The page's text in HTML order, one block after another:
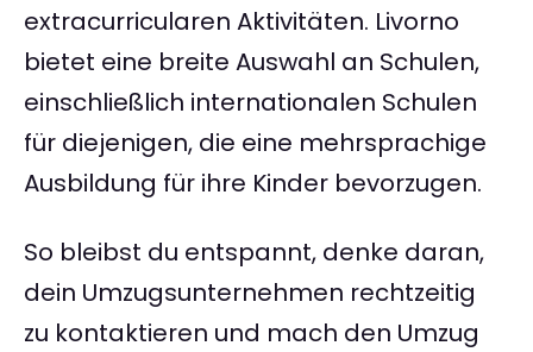
extracurricularen Aktivitäten. Livorno
bietet eine breite Auswahl an Schulen,
einschließlich internationalen Schulen
für diejenigen, die eine mehrsprachige
Ausbildung für ihre Kinder bevorzugen.
So bleibst du entspannt, denke daran,
dein Umzugsunternehmen rechtzeitig
zu kontaktieren und mach den Umzug